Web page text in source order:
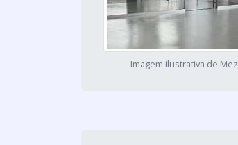
Imagem ilustrativa de